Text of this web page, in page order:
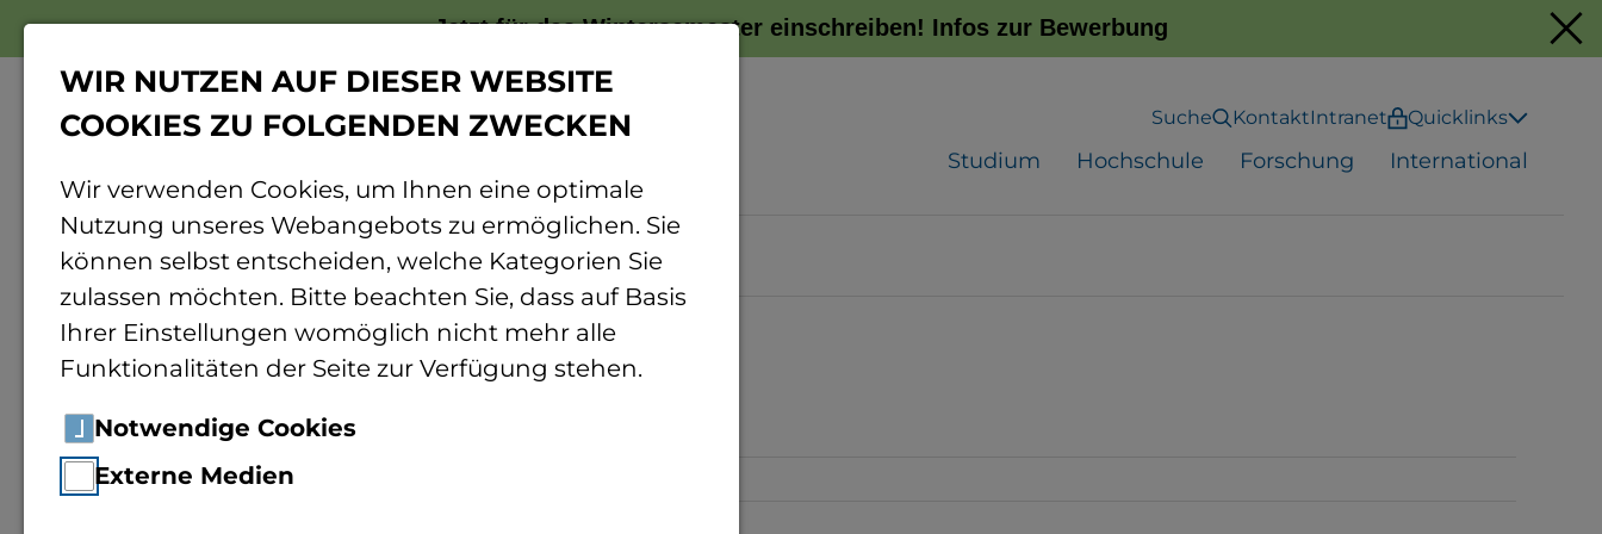
Jetzt für das Wintersemester einschreiben! Infos zur Bewerbung
Suche KontaktIntranet Quicklinks
Studium Hochschule Forschung International
Home Hochschule Schnupperangebote Bis 9. Klasse
Unsere Angebote
Girls' Day
Kinderhochschule
WIR NUTZEN AUF DIESER WEBSITE
COOKIES ZU FOLGENDEN ZWECKEN
Wir verwenden Cookies, um Ihnen eine optimale
Nutzung unseres Webangebots zu ermöglichen. Sie
können selbst entscheiden, welche Kategorien Sie
zulassen möchten. Bitte beachten Sie, dass auf Basis
Ihrer Einstellungen womöglich nicht mehr alle
Funktionalitäten der Seite zur Verfügung stehen.
Notwendige Cookies
Externe Medien